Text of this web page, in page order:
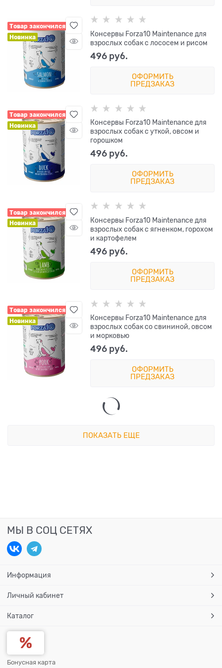
Товар закончился
Новинка
Консервы Forza10 Maintenance для
взрослых собак с лососем и рисом
496 руб.
ОФОРМИТЬ
ПРЕДЗАКАЗ
Товар закончился
Новинка
Консервы Forza10 Maintenance для
взрослых собак с уткой, овсом и
горошком
496 руб.
ОФОРМИТЬ
ПРЕДЗАКАЗ
Товар закончился
Новинка
Консервы Forza10 Maintenance для
взрослых собак с ягненком, горохом
и картофелем
496 руб.
ОФОРМИТЬ
ПРЕДЗАКАЗ
Товар закончился
Новинка
Консервы Forza10 Maintenance для
взрослых собак со свининой, овсом
и морковью
496 руб.
ОФОРМИТЬ
ПРЕДЗАКАЗ
ПОКАЗАТЬ ЕЩЕ
МЫ В СОЦ СЕТЯХ
Информация
Личный кабинет
Каталог
Бонусная карта